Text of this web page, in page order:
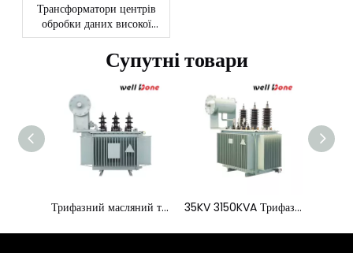
Трансформатори центрів
обробки даних високої
щільності: продуктивність і
безпекаСупутні товари
Трифазний масляний трансформатор 44 кВ 4000 кВА 35KV 3150KVA Трифазний розподільний трансформатор із низькими втратами